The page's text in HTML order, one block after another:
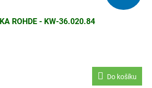
ROHDE - KW-36.020.84
Do košíku